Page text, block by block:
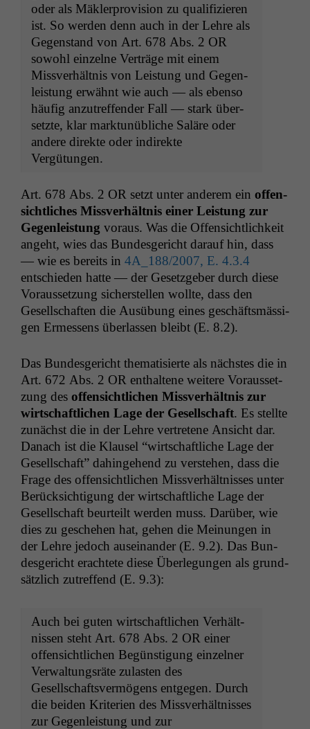
oder als Mäk­ler­pro­vi­sion zu qual­i­fizieren
ist. So wer­den denn auch in der Lehre als
Gegen­stand von Art. 678 Abs. 2 OR
sowohl einzelne Verträge mit einem
Missver­hält­nis von Leis­tung und Gegen­
leis­tung erwäh­nt wie auch — als eben­so
häu­fig anzutr­e­f­fend­er Fall — stark über­
set­zte, klar mark­tunübliche Saläre oder
andere direk­te oder indi­rek­te
Vergütungen.
Art. 678 Abs. 2 OR set­zt unter anderem ein offen­
sichtlich­es Missver­hält­nis ein­er Leis­tung zur
Gegen­leis­tung voraus. Was die Offen­sichtlichkeit
ange­ht, wies das Bun­des­gericht darauf hin, dass
— wie es bere­its in 4A_188/2007, E. 4.3.4
entsch­ieden hat­te — der Geset­zge­ber durch diese
Voraus­set­zung sich­er­stellen wollte, dass den
Gesellschaften die Ausübung eines geschäftsmäs­si­
gen Ermessens über­lassen bleibt (E. 8.2).
Das Bun­des­gericht the­ma­tisierte als näch­stes die in
Art. 672 Abs. 2 OR enthal­tene weit­ere Voraus­set­
zung des offen­sichtlichen Missver­hält­nis zur
wirtschaftlichen Lage der Gesellschaft. Es stellte
zunächst die in der Lehre vertretene Ansicht dar.
Danach ist die Klausel “wirtschaftliche Lage der
Gesellschaft” dahinge­hend zu ver­ste­hen, dass die
Frage des offen­sichtlichen Missver­hält­niss­es unter
Berück­sich­ti­gung der wirtschaftliche Lage der
Gesellschaft beurteilt wer­den muss. Darüber, wie
dies zu geschehen hat, gehen die Mei­n­un­gen in
der Lehre jedoch auseinan­der (E. 9.2). Das Bun­
des­gericht erachtete diese Über­legun­gen als grund­
sät­zlich zutr­e­f­fend (E. 9.3):
Auch bei guten wirtschaftlichen Ver­hält­
nis­sen ste­ht Art. 678 Abs. 2 OR ein­er
offen­sichtlichen Begün­s­ti­gung einzel­ner
Ver­wal­tungsräte zulas­ten des
Gesellschaftsver­mö­gens ent­ge­gen. Durch
die bei­den Kri­te­rien des Missver­hält­niss­es
zur Gegen­leis­tung und zur